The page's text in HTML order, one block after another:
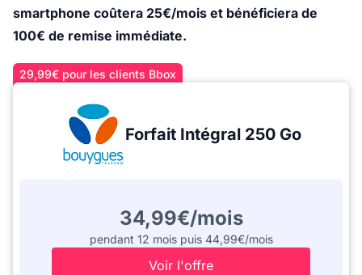
smartphone coûtera 25€/mois et bénéficiera de
100€ de remise immédiate.
29,99€ pour les clients Bbox
Forfait Intégral 250 Go
34,99€/mois
pendant 12 mois puis 44,99€/mois
Voir l'offre